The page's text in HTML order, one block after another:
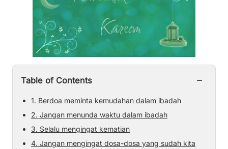
Table of Contents −
1. Berdoa meminta kemudahan dalam ibadah
2. Jangan menunda waktu dalam ibadah
3. Selalu mengingat kematian
4. Jangan mengingat dosa-dosa yang sudah kita